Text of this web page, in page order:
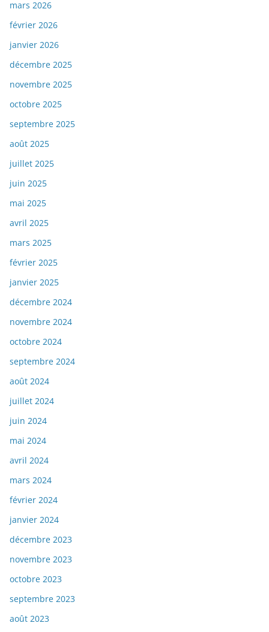
mars 2026
février 2026
janvier 2026
décembre 2025
novembre 2025
octobre 2025
septembre 2025
août 2025
juillet 2025
juin 2025
mai 2025
avril 2025
mars 2025
février 2025
janvier 2025
décembre 2024
novembre 2024
octobre 2024
septembre 2024
août 2024
juillet 2024
juin 2024
mai 2024
avril 2024
mars 2024
février 2024
janvier 2024
décembre 2023
novembre 2023
octobre 2023
septembre 2023
août 2023